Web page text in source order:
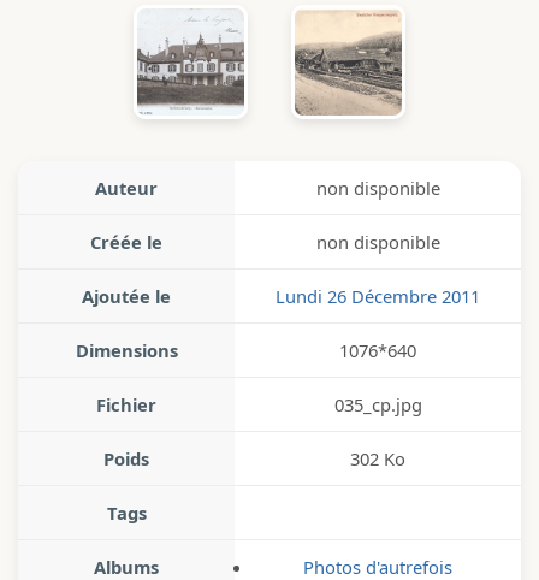
Auteur non disponible
Créée le non disponible
Ajoutée le Lundi 26 Décembre 2011
Dimensions 1076*640
Fichier 035_cp.jpg
Poids 302 Ko
Tags
Albums Photos d'autrefois